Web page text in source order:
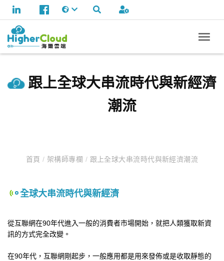
跟上全球大串流時代與新經濟
潮流
首頁/ 架構師專欄 / 跟上全球大串流時代與新經濟潮流
全球大串流時代與新經濟
從互聯網在90年代進入一般的消費者市場開始，就把人類獲取新資
訊的方式完全改變。
在90年代，互聯網剛起步，一般應用都是用來發佈或是收取靜態的